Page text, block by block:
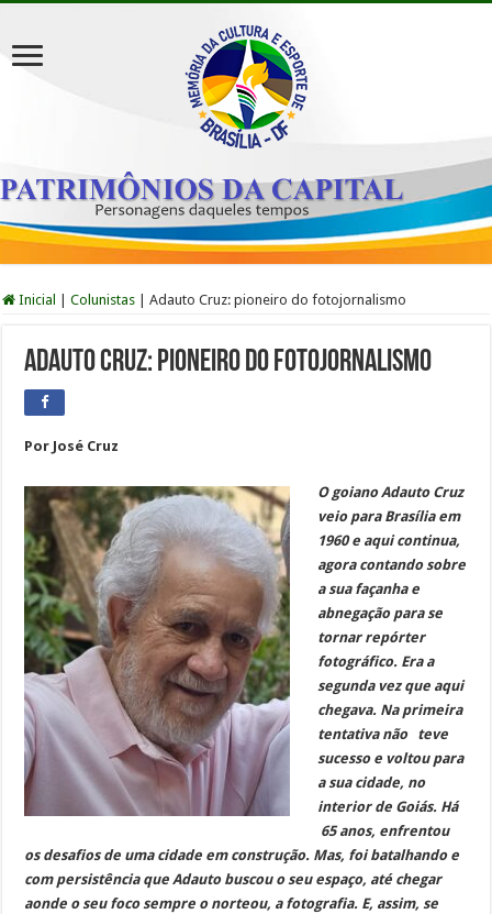
Inicial Colunistas Adauto Cruz: pioneiro do fotojornalismo
Adauto Cruz: pioneiro do fotojornalismo
Por José Cruz
O goiano Adauto Cruz
veio para Brasília em
1960 e aqui continua,
agora contando sobre
a sua façanha e
abnegação para se
tornar repórter
fotográfico. Era a
segunda vez que aqui
chegava. Na primeira
tentativa não teve
sucesso e voltou para
a sua cidade, no
interior de Goiás. Há
65 anos, enfrentou
os desafios de uma cidade em construção. Mas, foi batalhando e
com persistência que Adauto buscou o seu espaço, até chegar
aonde o seu foco sempre o norteou, a fotografia. E, assim, se